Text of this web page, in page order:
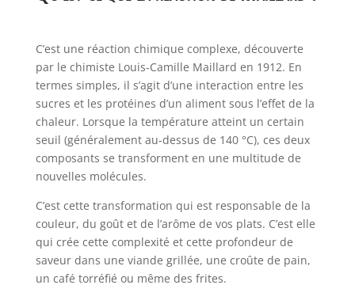
C’est une réaction chimique complexe, découverte
par le chimiste Louis-Camille Maillard en 1912. En
termes simples, il s’agit d’une interaction entre les
sucres et les protéines d’un aliment sous l’effet de la
chaleur. Lorsque la température atteint un certain
seuil (généralement au-dessus de 140 °C), ces deux
composants se transforment en une multitude de
nouvelles molécules.
C’est cette transformation qui est responsable de la
couleur, du goût et de l’arôme de vos plats. C’est elle
qui crée cette complexité et cette profondeur de
saveur dans une viande grillée, une croûte de pain,
un café torréfié ou même des frites.